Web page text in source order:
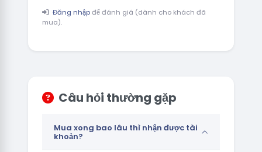
Đăng nhậpđể đánh giá (dành cho khách đã
mua).
Câu hỏi thường gặp
Mua xong bao lâu thì nhận được tài
khoản?